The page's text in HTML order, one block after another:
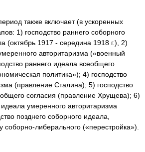
также включает (в ускоренных
1) господство раннего соборного
(октябрь 1917 - середина 1918 г.), 2)
авторитаризма («военный
раннего идеала всеобщего
политика»); 4) господство
(правление Сталина); 5) господство
согласия (правление Хрущева); 6)
идеала умеренного авторитаризма
позднего соборного идеала,
либерального («перестройка»).